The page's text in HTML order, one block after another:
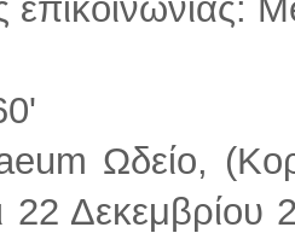
επικοινωνίας:
Ωδείο,
22 Δεκεμβρίου